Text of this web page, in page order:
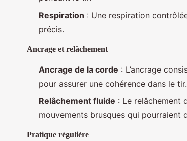
Respiration : Une respiration
précis.
Ancrage et relâchement
Ancrage de la corde : L’ancrage
pour assurer une cohérence dans le tir.
Relâchement fluide : Le relâchement
mouvements brusques qui pourraient
Pratique régulière